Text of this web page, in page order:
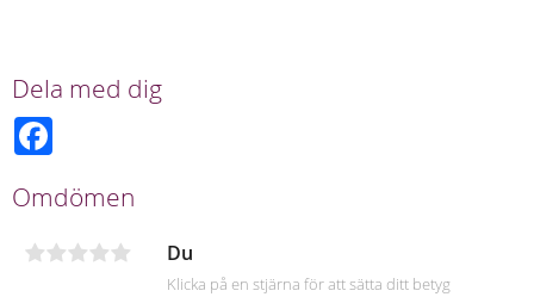
Dela med dig
b
o
k
Omdömen
Du
Klicka på en stjärna för att sätta ditt betyg